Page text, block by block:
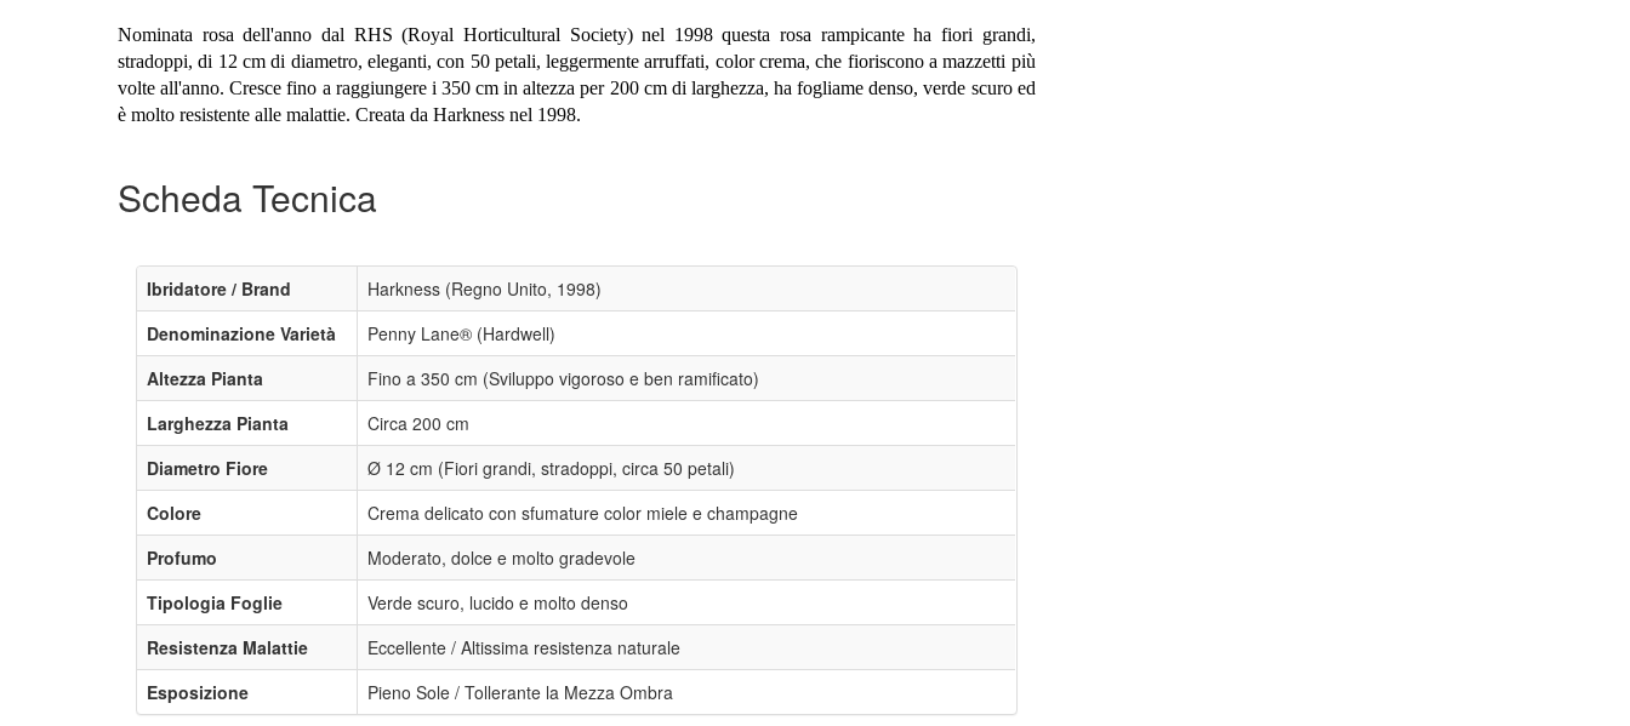
Nominata rosa dell'anno dal RHS (Royal Horticultural Society) nel 1998 questa rosa rampicante ha fiori grandi,
stradoppi, di 12 cm di diametro, eleganti, con 50 petali, leggermente arruffati, color crema, che fioriscono a mazzetti più
volte all'anno. Cresce fino a raggiungere i 350 cm in altezza per 200 cm di larghezza, ha fogliame denso, verde scuro ed
è molto resistente alle malattie. Creata da Harkness nel 1998.
Scheda Tecnica
Ibridatore / Brand
Harkness (Regno Unito, 1998)
Denominazione Varietà
Penny Lane® (Hardwell)
Altezza Pianta
Fino a 350 cm (Sviluppo vigoroso e ben ramificato)
Larghezza Pianta
Circa 200 cm
Diametro Fiore
Ø 12 cm (Fiori grandi, stradoppi, circa 50 petali)
Colore
Crema delicato con sfumature color miele e champagne
Profumo
Moderato, dolce e molto gradevole
Tipologia Foglie
Verde scuro, lucido e molto denso
Resistenza Malattie
Eccellente / Altissima resistenza naturale
Esposizione
Pieno Sole / Tollerante la Mezza Ombra